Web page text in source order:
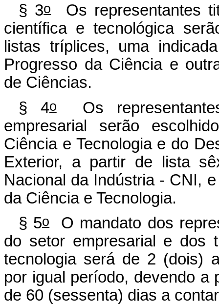
§ 3oOs representantes
científica e tecnológica
listas tríplices, uma
Progresso da Ciência e
de Ciências.
§ 4oOs
empresarial serão
Ciência e Tecnologia e do
Exterior, a partir de lista
Nacional da Indústria - CNI,
da Ciência e Tecnologia.
§ 5oO mandato dos
do setor empresarial e dos
tecnologia será de 2 (dois)
por igual período, devendo a
de 60 (sessenta) dias a